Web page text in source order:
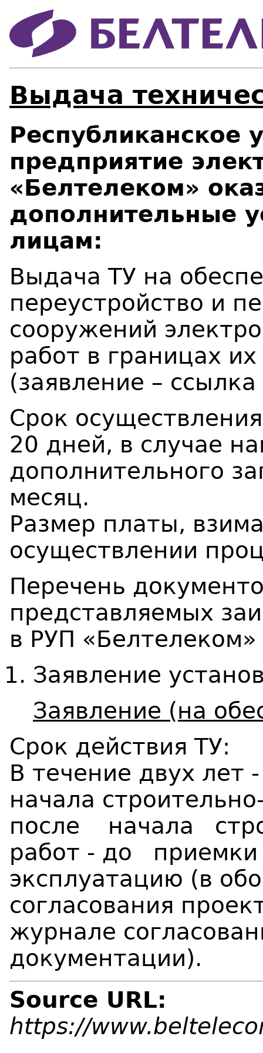
Выдача
Республиканское
предприятие
«Белтелеком»
дополнительные
лицам:
Выдача ТУ на
переустройство и
сооружений
работ в границах
(заявление –
Срок
20 дней, в случае
дополнительного
месяц.
Размер платы,
осуществлении
Перечень
представляемых
в РУП
Заявление
Заявление (на
Срок действия ТУ:
В течение двух лет
начала
после начала
работ - до приемки
эксплуатацию (в
согласования
журнале
документации).
Source URL:
https://